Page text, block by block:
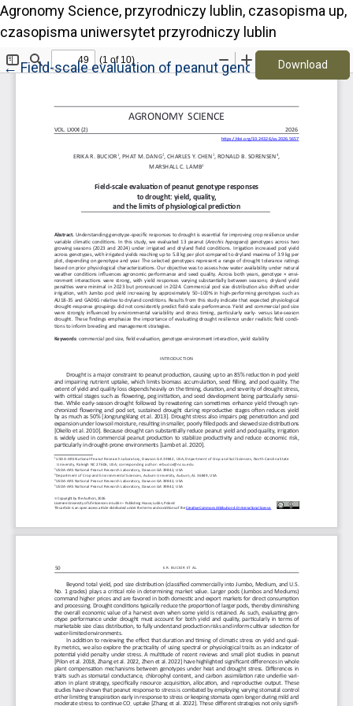
Agronomy Science, przyrodniczy lublin, czasopisma up,
czasopisma uniwersytet przyrodniczy lublin
←Return to Article Details
Field-scale evaluation of peanut genotypeDownload